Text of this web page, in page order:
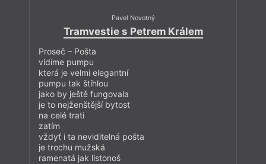
Pavel Novotný
Tramvestie s Petrem Králem
Proseč – Pošta
vidíme pumpu
která je velmi elegantní
pumpu tak štíhlou
jako by ještě fungovala
je to nejženštější bytost
na celé trati
zatím
vždyť i ta neviditelná pošta
je trochu mužská
ramenatá jak listonoš